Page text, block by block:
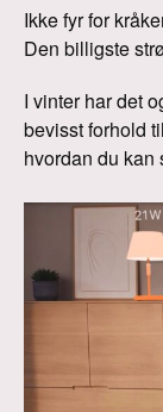
Ikke fyr for
Den billigste
I vinter har det
bevisst forhold
hvordan du kan